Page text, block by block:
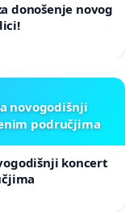
donošenje novog
novogodišnji
područjima
koncert